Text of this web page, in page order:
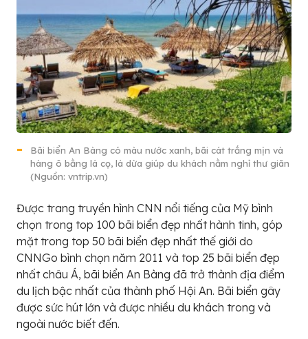
Bãi biển An Bàng có màu nước xanh, bãi cát trắng mịn và
hàng ô bằng lá cọ, lá dừa giúp du khách nằm nghỉ thư giãn
(Nguồn: vntrip.vn)
Được trang truyền hình CNN nổi tiếng của Mỹ bình
chọn trong top 100 bãi biển đẹp nhất hành tinh, góp
mặt trong top 50 bãi biển đẹp nhất thế giới do
CNNGo bình chọn năm 2011 và top 25 bãi biển đẹp
nhất châu Á, bãi biển An Bàng đã trở thành địa điểm
du lịch bậc nhất của thành phố Hội An. Bãi biển gây
được sức hút lớn và được nhiều du khách trong và
ngoài nước biết đến.